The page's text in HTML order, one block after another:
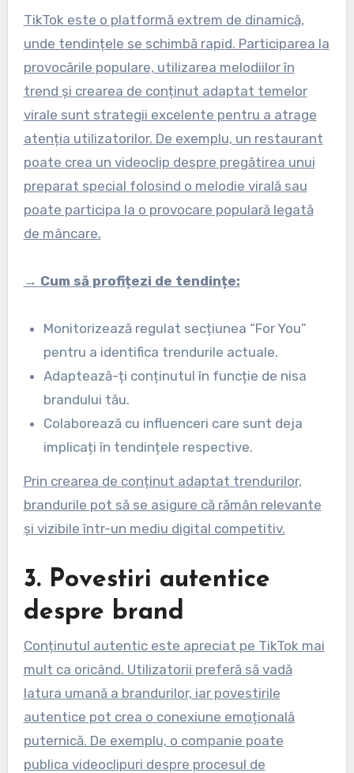
TikTok este o platformă extrem de dinamică,
unde tendințele se schimbă rapid. Participarea la
provocările populare, utilizarea melodiilor în
trend și crearea de conținut adaptat temelor
virale sunt strategii excelente pentru a atrage
atenția utilizatorilor. De exemplu, un restaurant
poate crea un videoclip despre pregătirea unui
preparat special folosind o melodie virală sau
poate participa la o provocare populară legată
de mâncare.
→ Cum să profițezi de tendințe:
Monitorizează regulat secțiunea “For You”
pentru a identifica trendurile actuale.
Adaptează-ți conținutul în funcție de nisa
brandului tău.
Colaborează cu influenceri care sunt deja
implicați în tendințele respective.
Prin crearea de conținut adaptat trendurilor,
brandurile pot să se asigure că rămân relevante
și vizibile într-un mediu digital competitiv.
3. Povestiri autentice
despre brand
Conținutul autentic este apreciat pe TikTok mai
mult ca oricând. Utilizatorii preferă să vadă
latura umană a brandurilor, iar povestirile
autentice pot crea o conexiune emoțională
puternică. De exemplu, o companie poate
publica videoclipuri despre procesul de